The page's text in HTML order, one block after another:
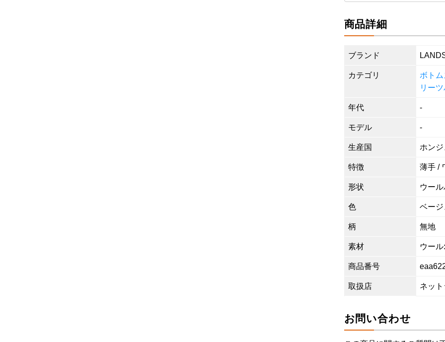
商品詳細
ブランド
カテゴリ
ボトム
リー
年代 -
モデル -
生産国 ホン
特徴 薄手 /
形状 ウー
色 ベージ
柄 無地
素材 ウー
商品番号
取扱店 ネッ
お問い合わせ